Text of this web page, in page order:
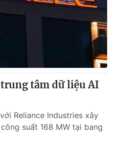
tâm dữ liệu AI
Reliance Industries xây
suất 168 MW tại bang